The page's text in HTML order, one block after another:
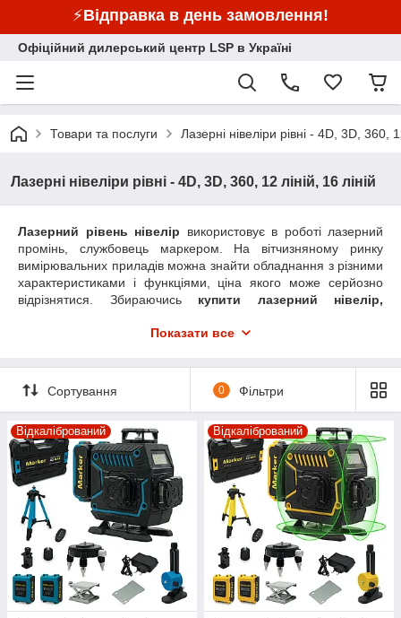
⚡Відправка в день замовлення!
Офіційний дилерський центр LSP в Україні
Товари та послуги Лазерні нівеліри рівні - 4D, 3D, 360,
Лазерні нівеліри рівні - 4D, 3D, 360, 12 ліній, 16 ліній
Лазерний рівень нівелір використовує в роботі лазерний
промінь, службовець маркером. На вітчизняному ринку
вимірювальних приладів можна знайти обладнання з різними
характеристиками і функціями, ціна якого може серйозно
відрізнятися. Збираючись купити лазерний нівелір,
вибираються ці пристрої.Показати все
Сортування 0 Фільтри
Відкалібрований Відкалібрований